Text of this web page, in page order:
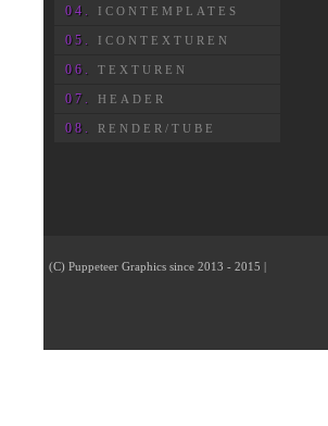
04. ICONTEMPLATES
05. ICONTEXTUREN
06. TEXTUREN
07. HEADER
08. RENDER/TUBE
(C) Puppeteer Graphics since 2013 - 2015 |